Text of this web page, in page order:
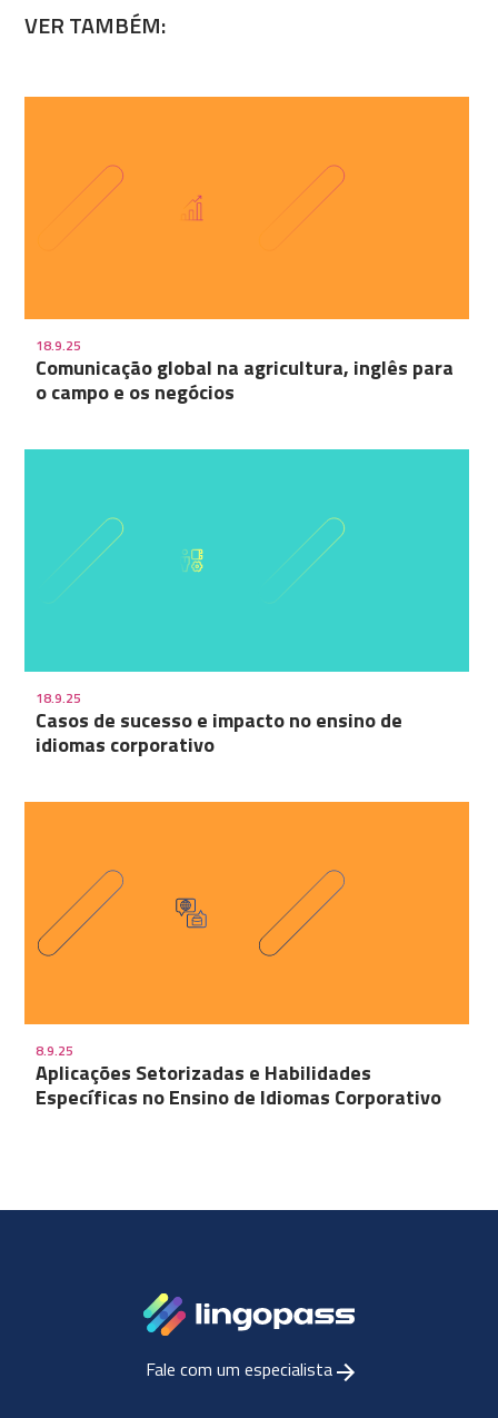
VER TAMBÉM:
18.9.25
Comunicação global na agricultura, inglês para
o campo e os negócios
18.9.25
Casos de sucesso e impacto no ensino de
idiomas corporativo
8.9.25
Aplicações Setorizadas e Habilidades
Específicas no Ensino de Idiomas Corporativo
Fale com um especialista